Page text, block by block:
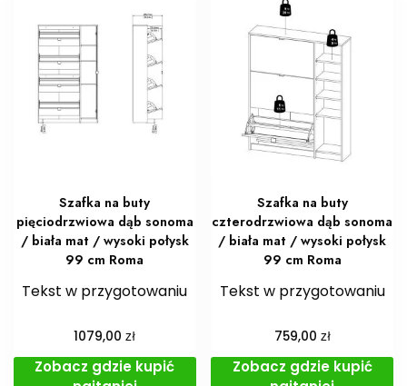
Szafka na buty
pięciodrzwiowa dąb sonoma
/ biała mat / wysoki połysk
99 cm Roma
Tekst w przygotowaniu
1079,00zł
Zobacz gdzie kupić
Szafka na buty
czterodrzwiowa dąb sonoma
/ biała mat / wysoki połysk
99 cm Roma
Tekst w przygotowaniu
759,00 zł
Zobacz gdzie kupić